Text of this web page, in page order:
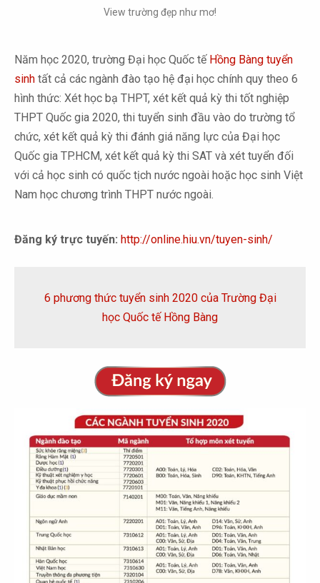
View trường đẹp như mơ!
Năm học 2020, trường Đại học Quốc tế Hồng Bàng tuyển
sinh tất cả các ngành đào tạo hệ đại học chính quy theo 6
hình thức: Xét học bạ THPT, xét kết quả kỳ thi tốt nghiệp
THPT Quốc gia 2020, thi tuyển sinh đầu vào do trường tổ
chức, xét kết quả kỳ thi đánh giá năng lực của Đại học
Quốc gia TP.HCM, xét kết quả kỳ thi SAT và xét tuyển đối
với cả học sinh có quốc tịch nước ngoài hoặc học sinh Việt
Nam học chương trình THPT nước ngoài.
Đăng ký trực tuyến: http://online.hiu.vn/tuyen-sinh/
6 phương thức tuyển sinh 2020 của Trường Đại
học Quốc tế Hồng Bàng